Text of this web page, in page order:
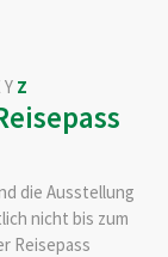
Y Z
die Ausstellung
nicht bis zum
Reisepass